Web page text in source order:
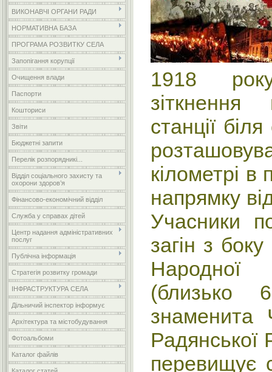
ВИКОНАВЧІ ОРГАНИ РАДИ
НОРМАТИВНА БАЗА
ПРОГРАМА РОЗВИТКУ СЕЛА
Запопігання корупції
Очищення влади
Паспорти
Кошториси
Звіти
Бюджетні запити
Перелік розпорядникі...
Відділ соціального захисту та
охорони здоров’я
Фінансово-економічний відділ
Служба у справах дітей
Центр надання адміністративних
послуг
Публічна інформація
Стратегія розвитку громади
ІНФРАСТРУКТУРА СЕЛА
Дільничий інспектор інформує
Архітектура та містобудування
Фотоальбоми
Каталог файлів
1918
зіткнення
станції
кілометрі в
напрямку
Учасники
загін з
(близько
знаменита
Радянської
перевищує